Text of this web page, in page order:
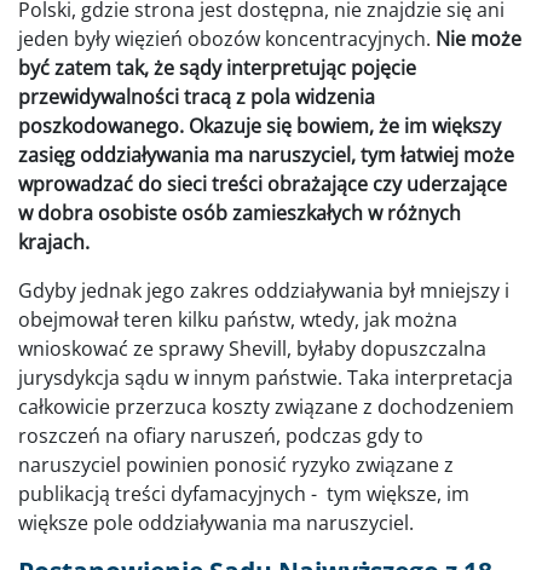
Polski, gdzie strona jest dostępna, nie znajdzie się ani
jeden były więzień obozów koncentracyjnych. Nie może
być zatem tak, że sądy interpretując pojęcie
przewidywalności tracą z pola widzenia
poszkodowanego. Okazuje się bowiem, że im większy
zasięg oddziaływania ma naruszyciel, tym łatwiej może
wprowadzać do sieci treści obrażające czy uderzające
w dobra osobiste osób zamieszkałych w różnych
krajach.
Gdyby jednak jego zakres oddziaływania był mniejszy i
obejmował teren kilku państw, wtedy, jak można
wnioskować ze sprawy Shevill, byłaby dopuszczalna
jurysdykcja sądu w innym państwie. Taka interpretacja
całkowicie przerzuca koszty związane z dochodzeniem
roszczeń na ofiary naruszeń, podczas gdy to
naruszyciel powinien ponosić ryzyko związane z
publikacją treści dyfamacyjnych - tym większe, im
większe pole oddziaływania ma naruszyciel.